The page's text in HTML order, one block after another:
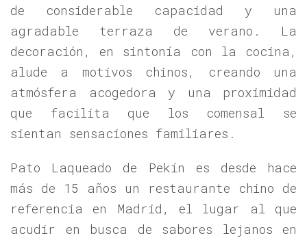
de considerable capacidad y una
agradable terraza de verano. La
decoración, en sintonía con la cocina,
alude a motivos chinos, creando una
atmósfera acogedora y una proximidad
que facilita que los comensal se
sientan sensaciones familiares.
Pato Laqueado de Pekín es desde hace
más de 15 años un restaurante chino de
referencia en Madrid, el lugar al que
acudir en busca de sabores lejanos en